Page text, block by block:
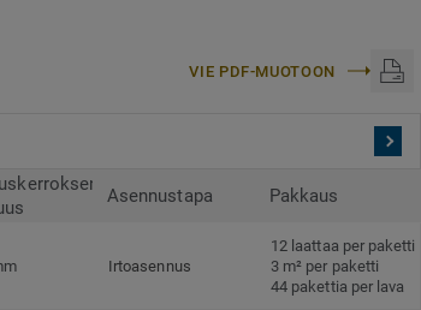
VIE PDF-MUOTOON
Asennustapa Pakkaus
Irtoasennus
12 laattaa per paketti
3 m² per paketti
44 pakettia per lava